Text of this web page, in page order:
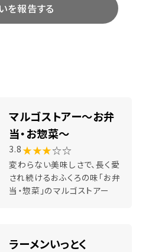
を報告する
マルゴストアー～お弁
当・お惣菜～
3.8 ★★★☆☆
変わらない美味しさで、長く愛
され続けるおふくろの味「お弁
当・惣菜」のマルゴストアー
ラーメンいっとく